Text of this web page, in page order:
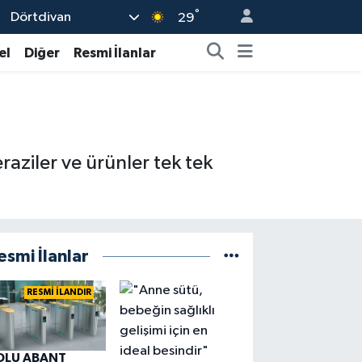
Dörtdivan 29°
Diğer Resmi İlanlar
ve ürünler tek tek
İlanlar
RESMİ İLANDIR
ABANT